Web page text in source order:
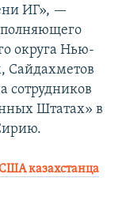
ИГ», —
округа Нью-
Сайдахметов
сотрудников
Штатах» в
казахстанца